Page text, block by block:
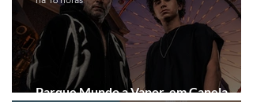
Parque Mundo a Vapor, em Canela,